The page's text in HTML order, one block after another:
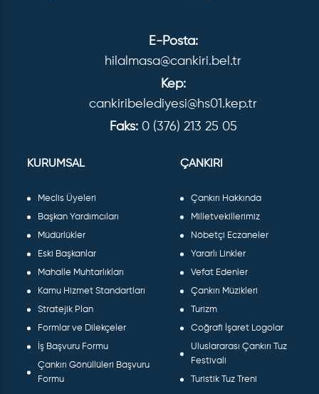
E-Posta:
hilalmasa@cankiri.bel.tr
Kep:
cankiribelediyesi@hs01.kep.tr
Faks: 0 (376) 213 25 05
KURUMSAL
Meclis Üyeleri
Başkan Yardımcıları
Müdürlükler
Eski Başkanlar
Mahalle Muhtarlıkları
Kamu Hizmet Standartları
Stratejik Plan
Formlar ve Dilekçeler
İş Başvuru Formu
Çankırı Gönüllüleri Başvuru
Formu
ÇANKIRI
Çankırı Hakkında
Milletvekillerimiz
Nöbetçi Eczaneler
Yararlı Linkler
Vefat Edenler
Çankırı Müzikleri
Turizm
Coğrafi İşaret Logolar
Uluslararası Çankırı Tuz
Festivali
Turistik Tuz Treni